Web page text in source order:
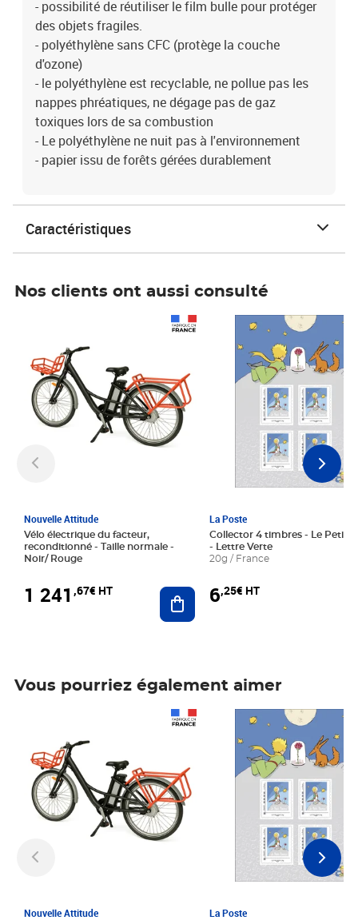
- possibilité de réutiliser le film bulle pour protéger
des objets fragiles.
- polyéthylène sans CFC (protège la couche
d'ozone)
- le polyéthylène est recyclable, ne pollue pas les
nappes phréatiques, ne dégage pas de gaz
toxiques lors de sa combustion
- Le polyéthylène ne nuit pas à l'environnement
- papier issu de forêts gérées durablement
Caractéristiques
Nos clients ont aussi consulté
Nouvelle Attitude
Vélo électrique du facteur,
reconditionné - Taille normale -
Noir/ Rouge
1 241 ,67€ HT Ajouter au panier
La Poste
Collector 4 timbres - Le Petit
- Lettre Verte
20g / France
6,25€ HT
Prix 6,25€ HT
Vous pourriez également aimer
Nouvelle Attitude La Poste
Prix 6,25€ HT